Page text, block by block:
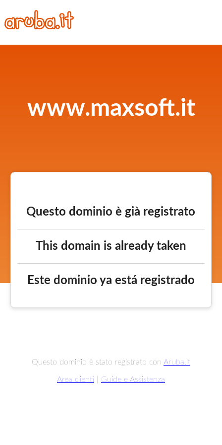
www.maxsoft.it
Questo dominio è già registrato
This domain is already taken
Este dominio ya está registrado
Questo dominio è stato registrato con Aruba.it
Area clienti Guide e Assistenza